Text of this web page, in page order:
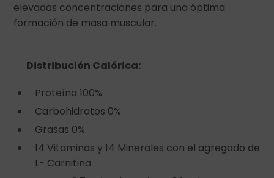
elevadas concentraciones para una óptima
formación de masa muscular.
Distribución Calórica:
Proteína 100%
Carbohidratos 0%
Grasas 0%
14 Vitaminas y 14 Minerales con el agregado de
L- Carnitina